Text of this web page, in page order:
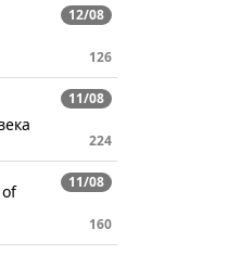
12/08
126
11/08
224
11/08
160